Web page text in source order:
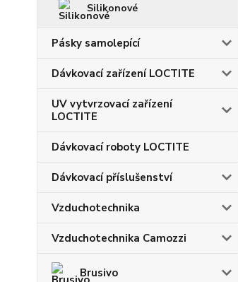
Silikonové
Pásky samolepící
Dávkovací zařízení LOCTITE
UV vytvrzovací zařízení
LOCTITE
Dávkovací roboty LOCTITE
Dávkovací příslušenství
Vzduchotechnika
Vzduchotechnika Camozzi
Brusivo